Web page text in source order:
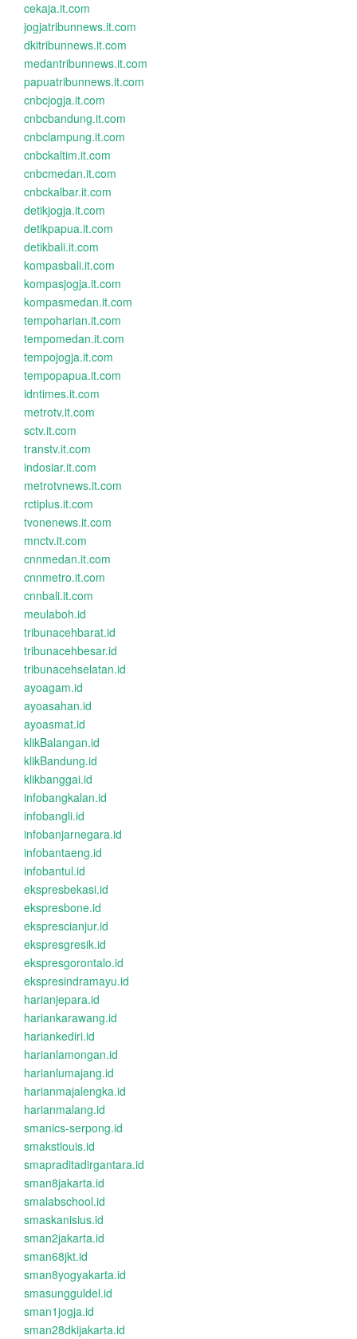
cekaja.it.com
jogjatribunnews.it.com
dkitribunnews.it.com
medantribunnews.it.com
papuatribunnews.it.com
cnbcjogja.it.com
cnbcbandung.it.com
cnbclampung.it.com
cnbckaltim.it.com
cnbcmedan.it.com
cnbckalbar.it.com
detikjogja.it.com
detikpapua.it.com
detikbali.it.com
kompasbali.it.com
kompasjogja.it.com
kompasmedan.it.com
tempoharian.it.com
tempomedan.it.com
tempojogja.it.com
tempopapua.it.com
idntimes.it.com
metrotv.it.com
sctv.it.com
transtv.it.com
indosiar.it.com
metrotvnews.it.com
rctiplus.it.com
tvonenews.it.com
mnctv.it.com
cnnmedan.it.com
cnnmetro.it.com
cnnbali.it.com
meulaboh.id
tribunacehbarat.id
tribunacehbesar.id
tribunacehselatan.id
ayoagam.id
ayoasahan.id
ayoasmat.id
klikBalangan.id
klikBandung.id
klikbanggai.id
infobangkalan.id
infobangli.id
infobanjarnegara.id
infobantaeng.id
infobantul.id
ekspresbekasi.id
ekspresbone.id
eksprescianjur.id
ekspresgresik.id
ekspresgorontalo.id
ekspresindramayu.id
harianjepara.id
hariankarawang.id
hariankediri.id
harianlamongan.id
harianlumajang.id
harianmajalengka.id
harianmalang.id
smanics-serpong.id
smakstlouis.id
smapraditadirgantara.id
sman8jakarta.id
smalabschool.id
smaskanisius.id
sman2jakarta.id
sman68jkt.id
sman8yogyakarta.id
smasungguldel.id
sman1jogja.id
sman28dkijakarta.id